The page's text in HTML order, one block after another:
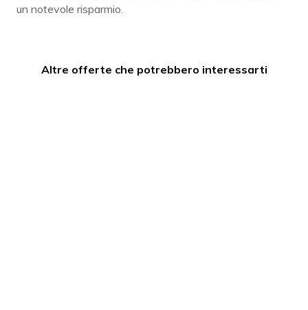
un notevole risparmio.
Altre offerte che potrebbero interessarti